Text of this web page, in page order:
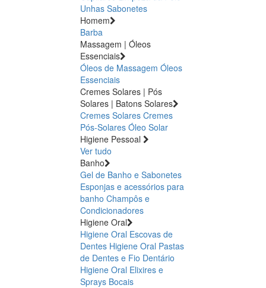
Unhas Sabonetes
Homem
Barba
Massagem | Óleos
Essenciais
Óleos de Massagem Óleos
Essenciais
Cremes Solares | Pós
Solares | Batons Solares
Cremes Solares Cremes
Pós-Solares Óleo Solar
Higiene Pessoal
Ver tudo
Banho
Gel de Banho e Sabonetes
Esponjas e acessórios para
banho Champôs e
Condicionadores
Higiene Oral
Higiene Oral Escovas de
Dentes Higiene Oral Pastas
de Dentes e Fio Dentário
Higiene Oral Elixires e
Sprays Bocais